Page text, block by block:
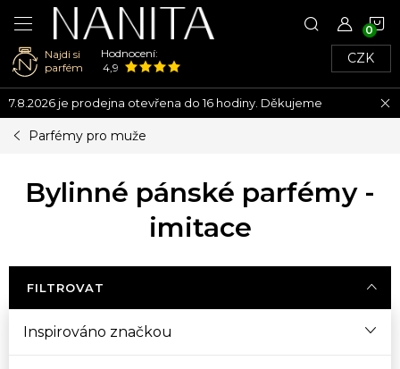
Přejít
na
obsah
Najdi si
parfém
Hodnocení:
4,9
CZK
7.8.2026 je prodejna otevřena do 16 hodiny. Děkujeme
Parfémy pro muže
Bylinné pánské parfémy -
imitace
FILTROVAT
Inspirováno značkou